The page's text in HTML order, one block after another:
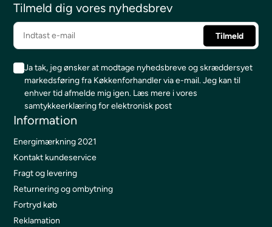
Tilmeld dig vores nyhedsbrev
Ja tak, jeg ønsker at modtage nyhedsbreve og skræddersyet
markedsføring fra Køkkenforhandler via e-mail. Jeg kan til
enhver tid afmelde mig igen. Læs mere i vores
samtykkeerklæring for elektronisk post
Information
Energimærkning 2021
Kontakt kundeservice
Fragt og levering
Returnering og ombytning
Fortryd køb
Reklamation